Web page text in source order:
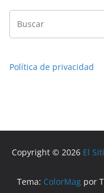
Política de privacidad
Copyright © 2026 El
Tema: ColorMagpor